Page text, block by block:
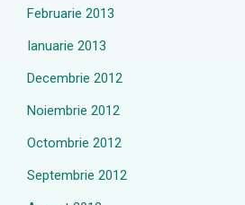
Februarie 2013
Ianuarie 2013
Decembrie 2012
Noiembrie 2012
Octombrie 2012
Septembrie 2012